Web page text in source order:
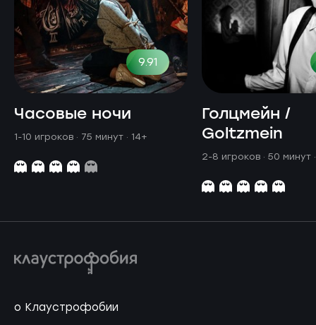
9.91
Часовые ночи
1-10 игроков · 75 минут · 14+
Голцмейн /
Goltzmein
2-8 игроков · 50 минут
о Клаустрофобии